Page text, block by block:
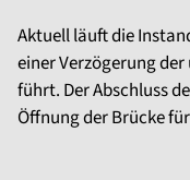
Aktuell läuft die
einer Verzögerung
führt. Der Abschluss
Öffnung der Brücke